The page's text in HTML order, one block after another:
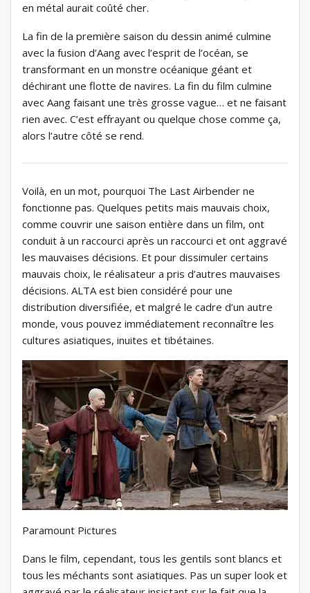
en métal aurait coûté cher.
La fin de la première saison du dessin animé culmine
avec la fusion d’Aang avec l’esprit de l’océan, se
transformant en un monstre océanique géant et
déchirant une flotte de navires. La fin du film culmine
avec Aang faisant une très grosse vague… et ne faisant
rien avec. C’est effrayant ou quelque chose comme ça,
alors l’autre côté se rend.
Voilà, en un mot, pourquoi The Last Airbender ne
fonctionne pas. Quelques petits mais mauvais choix,
comme couvrir une saison entière dans un film, ont
conduit à un raccourci après un raccourci et ont aggravé
les mauvaises décisions. Et pour dissimuler certains
mauvais choix, le réalisateur a pris d’autres mauvaises
décisions. ALTA est bien considéré pour une
distribution diversifiée, et malgré le cadre d’un autre
monde, vous pouvez immédiatement reconnaître les
cultures asiatiques, inuites et tibétaines.
Paramount Pictures
Dans le film, cependant, tous les gentils sont blancs et
tous les méchants sont asiatiques. Pas un super look et